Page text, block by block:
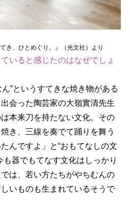
き、ひとめぐり。』（光文社）より
いると感じたのはなぜでしょ
”というすてきな焼き物がある
会った陶芸家の大嶺實清先生
本来刀を持たない文化。その
き、三線を奏でて踊りを舞う
んですよ」と“おもてなしの文
も器でもてなす文化はしっかり
は、若い方たちがやちむんの
いものも生まれているそうで